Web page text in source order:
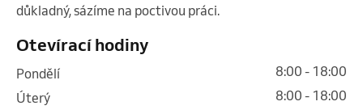
důkladný, sázíme na poctivou práci.
Otevírací hodiny
pondělí
8:00 - 18:00
úterý
8:00 - 18:00